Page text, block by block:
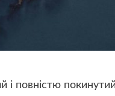
і повністю